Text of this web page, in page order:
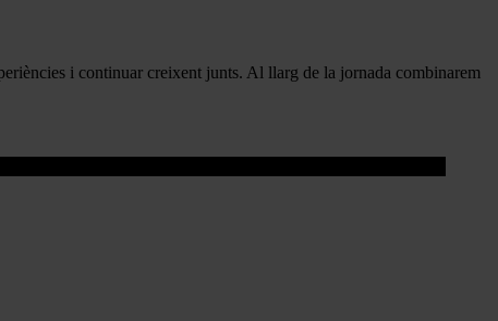
i continuar creixent junts. Al llarg de la jornada combinarem